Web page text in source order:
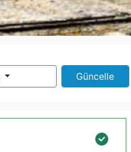
Güncelle